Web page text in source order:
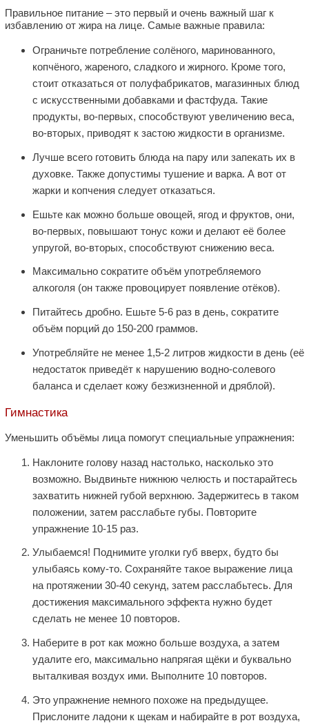
Правильное питание – это первый и очень важный шаг к
избавлению от жира на лице. Самые важные правила:
Ограничьте потребление солёного, маринованного,
копчёного, жареного, сладкого и жирного. Кроме того,
стоит отказаться от полуфабрикатов, магазинных блюд
с искусственными добавками и фастфуда. Такие
продукты, во-первых, способствуют увеличению веса,
во-вторых, приводят к застою жидкости в организме.
Лучше всего готовить блюда на пару или запекать их в
духовке. Также допустимы тушение и варка. А вот от
жарки и копчения следует отказаться.
Ешьте как можно больше овощей, ягод и фруктов, они,
во-первых, повышают тонус кожи и делают её более
упругой, во-вторых, способствуют снижению веса.
Максимально сократите объём употребляемого
алкоголя (он также провоцирует появление отёков).
Питайтесь дробно. Ешьте 5-6 раз в день, сократите
объём порций до 150-200 граммов.
Употребляйте не менее 1,5-2 литров жидкости в день (её
недостаток приведёт к нарушению водно-солевого
баланса и сделает кожу безжизненной и дряблой).
Гимнастика
Уменьшить объёмы лица помогут специальные упражнения:
Наклоните голову назад настолько, насколько это
возможно. Выдвиньте нижнюю челюсть и постарайтесь
захватить нижней губой верхнюю. Задержитесь в таком
положении, затем расслабьте губы. Повторите
упражнение 10-15 раз.
Улыбаемся! Поднимите уголки губ вверх, будто бы
улыбаясь кому-то. Сохраняйте такое выражение лица
на протяжении 30-40 секунд, затем расслабьтесь. Для
достижения максимального эффекта нужно будет
сделать не менее 10 повторов.
Наберите в рот как можно больше воздуха, а затем
удалите его, максимально напрягая щёки и буквально
выталкивая воздух ими. Выполните 10 повторов.
Это упражнение немного похоже на предыдущее.
Прислоните ладони к щекам и набирайте в рот воздуха,